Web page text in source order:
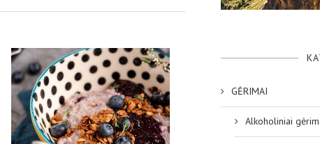
GĖRIMAI
Alkoholiniai